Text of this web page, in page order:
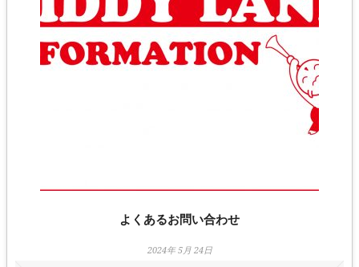
よくあるお問い合わせ
2024年 5月 24日